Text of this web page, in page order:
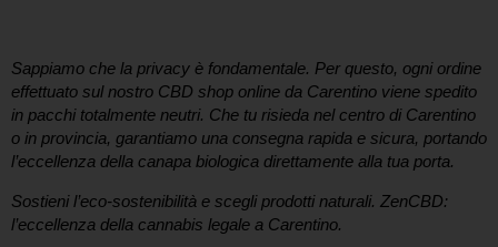
Sappiamo che la privacy è fondamentale. Per questo, ogni ordine
effettuato sul nostro CBD shop online da Carentino viene spedito
in pacchi totalmente neutri. Che tu risieda nel centro di Carentino
o in provincia, garantiamo una consegna rapida e sicura, portando
l’eccellenza della canapa biologica direttamente alla tua porta.
Sostieni l’eco-sostenibilità e scegli prodotti naturali. ZenCBD:
l’eccellenza della cannabis legale a Carentino.